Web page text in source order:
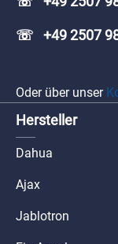
☏ +49 2507
Oder über unser
Hersteller
Dahua
Ajax
Jablotron